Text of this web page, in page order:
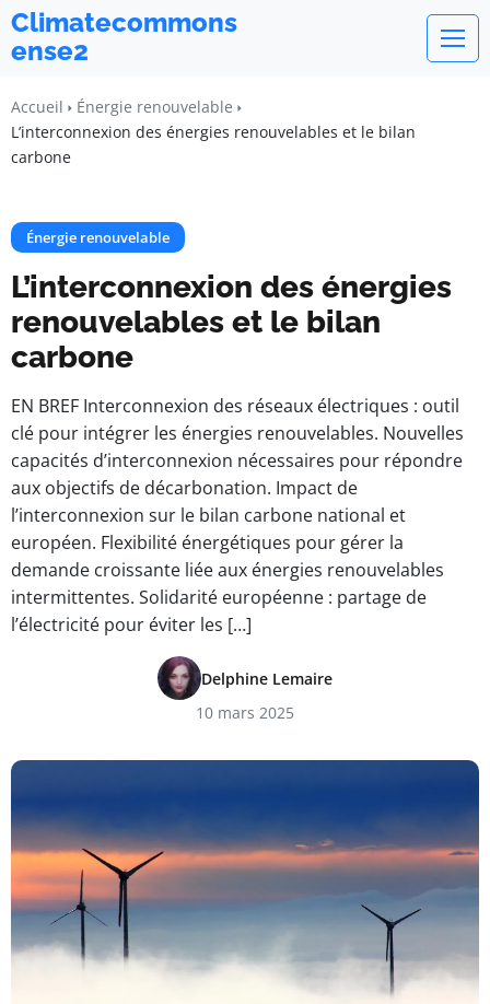
Climatecommons
ense2
Accueil
Énergie renouvelable
L’interconnexion des énergies renouvelables et le bilan
carbone
Énergie renouvelable
L’interconnexion des énergies
renouvelables et le bilan
carbone
EN BREF Interconnexion des réseaux électriques : outil
clé pour intégrer les énergies renouvelables. Nouvelles
capacités d’interconnexion nécessaires pour répondre
aux objectifs de décarbonation. Impact de
l’interconnexion sur le bilan carbone national et
européen. Flexibilité énergétiques pour gérer la
demande croissante liée aux énergies renouvelables
intermittentes. Solidarité européenne : partage de
l’électricité pour éviter les […]
Delphine Lemaire
10 mars 2025